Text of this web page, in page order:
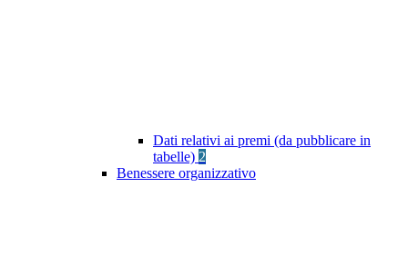
Dati relativi ai premi (da pubblicare in
tabelle) 2
Benessere organizzativo